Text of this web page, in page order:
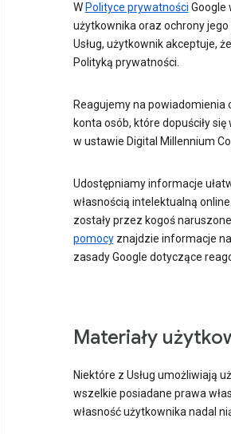
W Polityce prywatności Google
użytkownika oraz ochrony
Usług, użytkownik akceptuje,
Polityką prywatności.
Reagujemy na
konta osób, które dopuściły
w ustawie Digital Millennium
Udostępniamy informacje
własnością intelektualną
zostały przez kogoś
pomocyznajdzie informacje
zasady Google dotyczące
Materiały
Niektóre z Usług umożliwiają
wszelkie posiadane prawa
własność użytkownika nadal